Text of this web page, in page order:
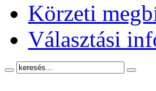
Körzeti
Választási